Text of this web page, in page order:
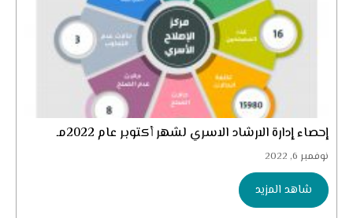
إحصاء إدارة الارشاد الاسري لشهر أكتوبر عام 2022مـ
نوفمبر 6, 2022
شاهد المزيد